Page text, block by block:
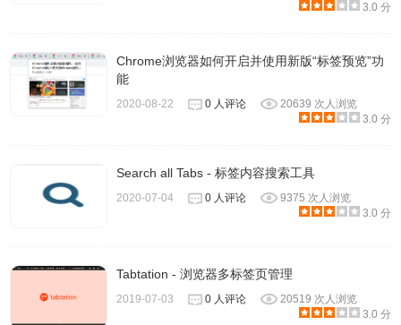
3.0 分
Chrome浏览器如何开启并使用新版“标签预览”功
能
2020-08-22 0 人评论
20639 次人浏览
3.0 分
Search all Tabs - 标签内容搜索工具
2020-07-04 0 人评论
9375 次人浏览
3.0 分
Tabtation - 浏览器多标签页管理
2019-07-03 0 人评论
20519 次人浏览
3.0 分